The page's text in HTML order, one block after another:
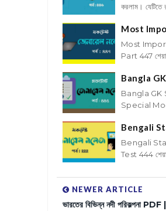
করলাম। যেটিতে
Most
Most
Part 447 শেয়ার
Bangla
Bangla GK
Special
Bengali
Bengali
Test 444 শেয়ার
NEWER ARTICLE
ভারতের বিভিন্ন নদী